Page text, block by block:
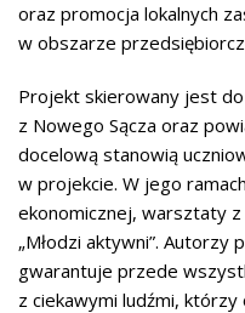
oraz promocja lokalnych
w obszarze
Projekt skierowany jest do
z Nowego Sącza oraz
docelową stanowią
w projekcie. W jego
ekonomicznej, warsztaty
„Młodzi aktywni”. Autorzy
gwarantuje przede
z ciekawymi ludźmi,